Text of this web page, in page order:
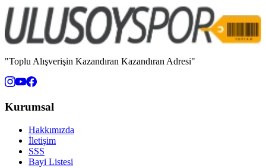
"Toplu Alışverişin Kazandıran Kazandıran Adresi"
Kurumsal
Hakkımızda
İletişim
SSS
Bayi Listesi